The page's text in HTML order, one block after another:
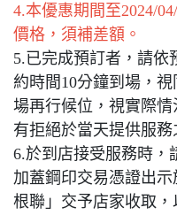
4.本優惠期間至2024/
價格，須補差額。
5.已完成預訂者，請依
約時間10分鐘到場，
場再行候位，視實際
有拒絕於當天提供服務
6.於到店接受服務時，
加蓋鋼印交易憑證出
根聯」交予店家收取